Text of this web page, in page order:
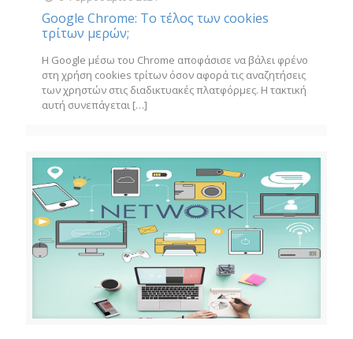
Google Chrome: Το τέλος των cookies
τρίτων μερών;
Η Google μέσω του Chrome αποφάσισε να βάλει φρένο
στη χρήση cookies τρίτων όσον αφορά τις αναζητήσεις
των χρηστών στις διαδικτυακές πλατφόρμες. Η τακτική
αυτή συνεπάγεται […]